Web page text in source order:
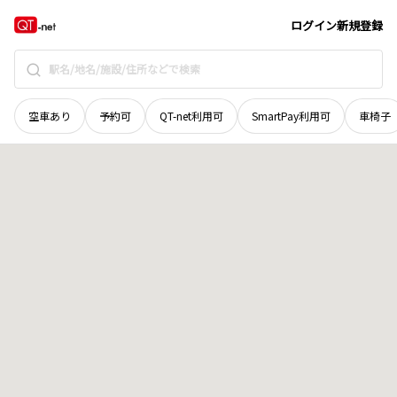
ログイン新規登録
空車あり 予約可 QT-net利用可 SmartPay利用可 車椅子
長野県